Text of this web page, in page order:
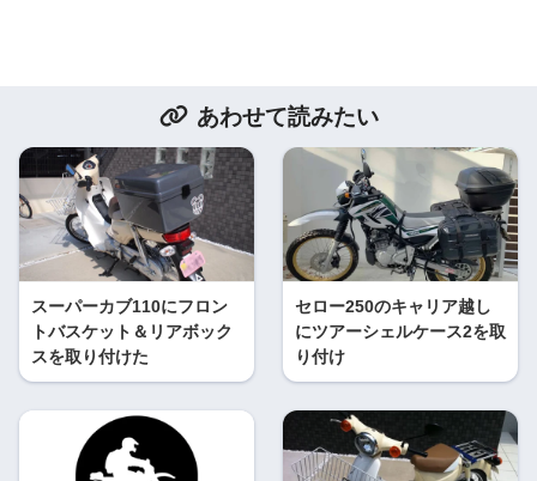
あわせて読みたい
スーパーカブ110にフロン
トバスケット＆リアボック
スを取り付けた
セロー250のキャリア越し
にツアーシェルケース2を取
り付け